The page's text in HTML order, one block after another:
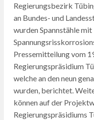
Regierungsbezirk
an Bundes- und
wurden Spannstähle mit
Pressemitteilung vom
Regierungspräsidium
welche an den neun
wurden, berichtet.
können auf der
Regierungspräsidiums